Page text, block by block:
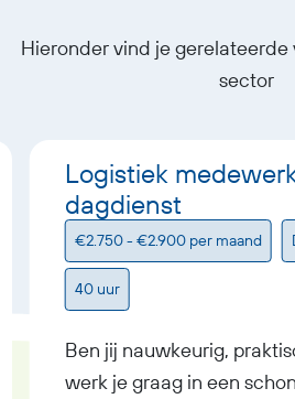
Hieronder vind je
sector
Logistiek
dagdienst
€2.750 - €2.900 per maand
40 uur
Ben jij nauwkeurig,
werk je graag in een